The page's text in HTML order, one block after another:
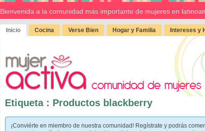
Bienvenida a la comunidad más importante de mujeres en
Inicio Cocina Verse Bien Hogar y Familia Intereses y
Etiqueta : Productos blackberry
¡Conviérte en miembro de nuestra comunidad! Regístrate y podrás